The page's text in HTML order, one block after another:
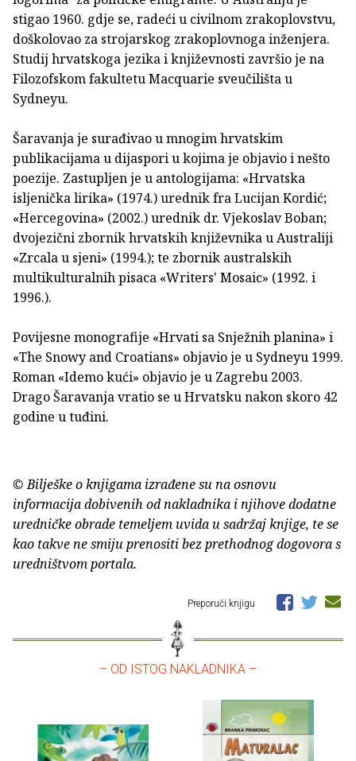
stigao 1960. gdje se, radeći u civilnom zrakoplovstvu,
doškolovao za strojarskog zrakoplovnoga inženjera.
Studij hrvatskoga jezika i književnosti završio je na
Filozofskom fakultetu Macquarie sveučilišta u
Sydneyu.
Šaravanja je surađivao u mnogim hrvatskim
publikacijama u dijaspori u kojima je objavio i nešto
poezije. Zastupljen je u antologijama: «Hrvatska
isljenička lirika» (1974.) urednik fra Lucijan Kordić;
«Hercegovina» (2002.) urednik dr. Vjekoslav Boban;
dvojezični zbornik hrvatskih književnika u Australiji
«Zrcala u sjeni» (1994.); te zbornik australskih
multikulturalnih pisaca «Writers' Mosaic» (1992. i
1996.).
Povijesne monografije «Hrvati sa Snježnih planina» i
«The Snowy and Croatians» objavio je u Sydneyu 1999.
Roman «Idemo kući» objavio je u Zagrebu 2003.
Drago Šaravanja vratio se u Hrvatsku nakon skoro 42
godine u tuđini.
© Bilješke o knjigama izrađene su na osnovu
informacija dobivenih od nakladnika i njihove dodatne
uredničke obrade temeljem uvida u sadržaj knjige, te se
kao takve ne smiju prenositi bez prethodnog dogovora s
uredništvom portala.
Preporuči knjigu
– OD ISTOG NAKLADNIKA –